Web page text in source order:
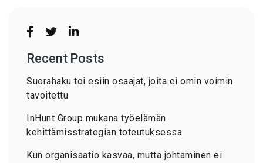
Recent Posts
Suorahaku toi esiin osaajat, joita ei omin voimin
tavoitettu
InHunt Group mukana työelämän
kehittämisstrategian toteutuksessa
Kun organisaatio kasvaa, mutta johtaminen ei